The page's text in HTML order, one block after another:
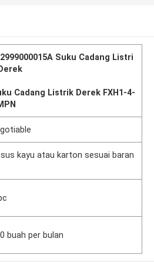
Suku Cadang Listri
Cadang Listrik Derek FXH1-4-
kayu atau karton sesuai baran
buah per bulan